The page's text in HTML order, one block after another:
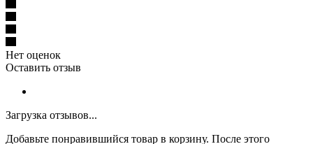
Нет оценок
Оставить отзыв
Загрузка отзывов...
Добавьте понравившийся товар в корзину. После этого